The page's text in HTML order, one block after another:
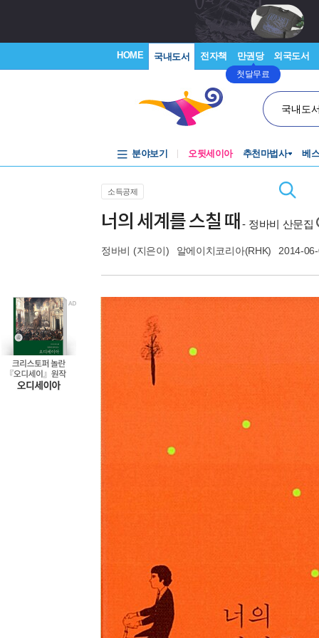
HOME 국내도서 전자책 만권당
첫달무료
외국도서
국내도
분야보기 오뒷세이아 추천마법사 베
소득공제
너의 세계를 스칠 때 - 정바비 산문집
정바비 (지은이) 알에이치코리아(RHK) 2014-